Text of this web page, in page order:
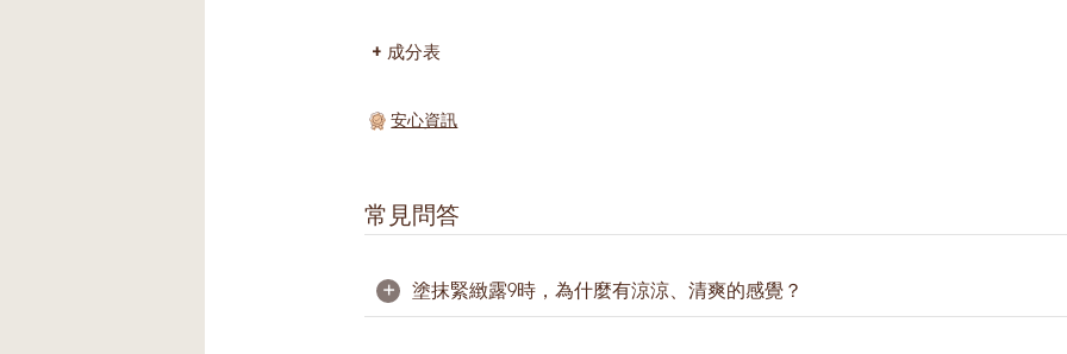
成分表
安心資訊
常見問答
+ 塗抹緊緻露9時，為什麼有涼涼、清爽的感覺？